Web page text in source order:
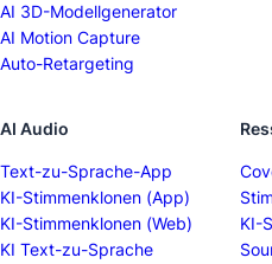
AI 3D-Modellgenerator
AI Motion Capture
Auto-Retargeting
AI Audio
Text-zu-Sprache-App
KI-Stimmenklonen (App)
KI-Stimmenklonen (Web)
KI Text-zu-Sprache
KI-